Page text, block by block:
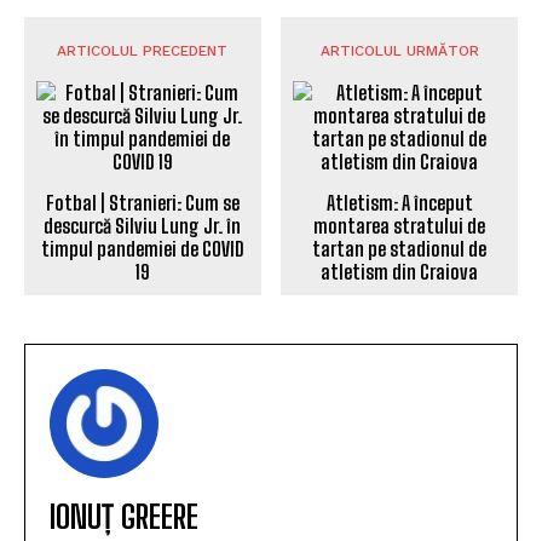
ARTICOLUL PRECEDENT
Fotbal | Stranieri: Cum se
descurcă Silviu Lung Jr. în
timpul pandemiei de COVID
19
ARTICOLUL URMĂTOR
Atletism: A început
montarea stratului de
tartan pe stadionul de
atletism din Craiova
IONUȚ GREERE